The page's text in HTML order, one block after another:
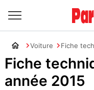
Voiture Fiche
Fiche
année 2015